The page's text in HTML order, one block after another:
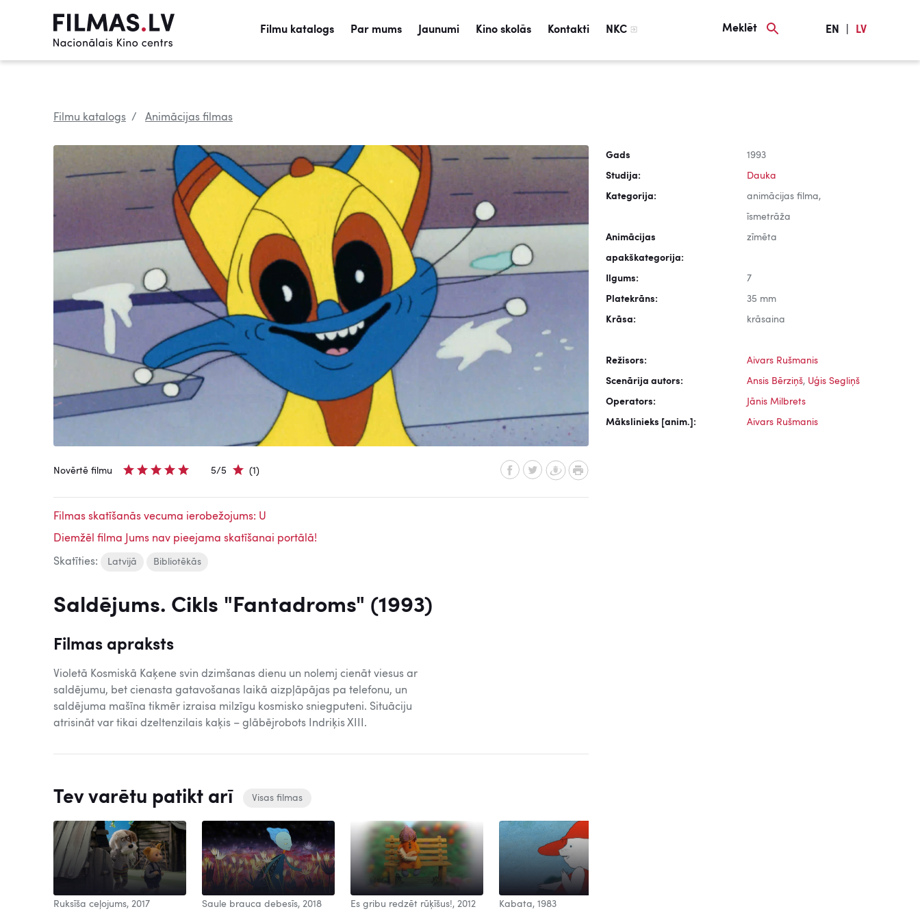
Filmu katalogs Par mums Jaunumi Kino skolās Kontakti NKC Meklēt EN LV
Filmu katalogs Animācijas filmas
Novērtē filmu 5/5 (1)
Filmas skatīšanās vecuma ierobežojums: U
Diemžēl filma Jums nav pieejama skatīšanai portālā!
Skatīties: Latvijā Bibliotēkās
Saldējums. Cikls "Fantadroms" (1993)
Filmas apraksts
Violetā Kosmiskā Kaķene svin dzimšanas dienu un nolemj cienāt viesus ar
saldējumu, bet cienasta gatavošanas laikā aizpļāpājas pa telefonu, un
saldējuma mašīna tikmēr izraisa milzīgu kosmisko sniegputeni. Situāciju
atrisināt var tikai dzeltenzilais kaķis – glābējrobots Indriķis XIII.
Tev varētu patikt arī Visas filmas
Ruksīša ceļojums, 2017 Saule brauca debesīs, 2018 Es gribu redzēt rūķīšus!, 2012 Kabata, 1983
Gads 1993
Studija: Dauka
Kategorija: animācijas filma,
īsmetrāža
Animācijas
apakškategorija:
zīmēta
Ilgums: 7
Platekrāns: 35 mm
Krāsa: krāsaina
Režisors: Aivars Rušmanis
Scenārija autors: Ansis Bērziņš, Uģis Segliņš
Operators: Jānis Milbrets
Mākslinieks [anim.]: Aivars Rušmanis